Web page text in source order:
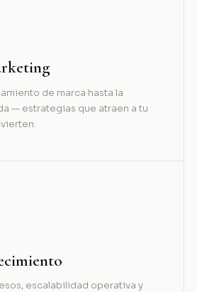
de marca hasta la
— estrategias que atraen a tu
escalabilidad operativa y